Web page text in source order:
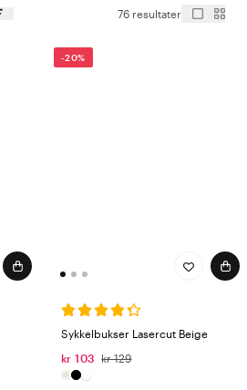
76 resultater
-20%
Sykkelbukser Lasercut Beige
kr 103
kr 129